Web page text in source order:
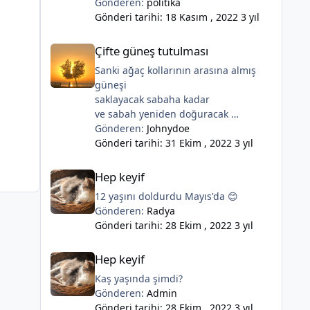
vatani,hainlere,bombacilara onlarin
sahiplerine asla teslim etmeyecegiz.
Gönderen: politika
Gönderi tarihi: 18 Kasım , 2022 3 yıl
Çifte güneş tutulması
Çifte güneş tutulması
Sanki ağaç kollarının arasına almış
güneşi
saklayacak sabaha kadar
ve sabah yeniden doğuracak
dallarının arasından...
deniz özler mi?
Gönderen: Johnydoe
Gönderi tarihi: 31 Ekim , 2022 3 yıl
Hep keyif
Hep keyif
12 yaşını doldurdu Mayıs'da 😊
Gönderen: Radya
Gönderi tarihi: 28 Ekim , 2022 3 yıl
Hep keyif
Hep keyif
Kaş yaşında şimdi?
Gönderen: Admin